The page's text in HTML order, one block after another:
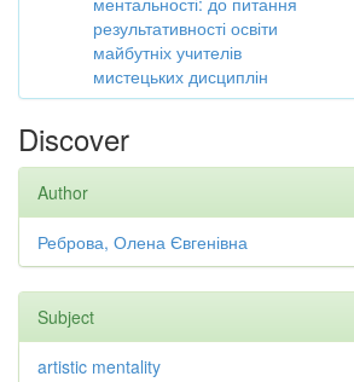
результативності освіти
майбутніх учителів
мистецьких дисциплін
Discover
Author
Реброва, Олена Євгенівна
Subject
artistic mentality